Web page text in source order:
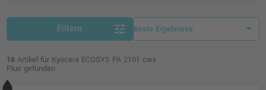
Filtern tune
18 Artikel für Kyocera ECOSYS PA 2101 cwx
Plus gefunden